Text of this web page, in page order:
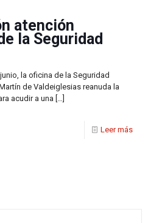
atención
la Seguridad
la oficina de la Seguridad
de Valdeiglesias reanuda la
acudir a una […]
Leer más